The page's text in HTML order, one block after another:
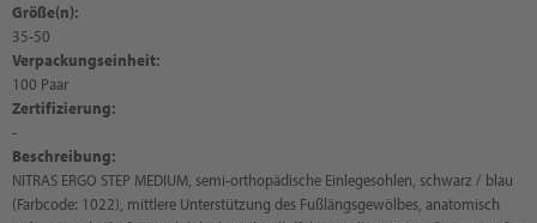
Größe(n):
35-50
Verpackungseinheit:
100 Paar
Zertifizierung:
-
Beschreibung:
NITRAS ERGO STEP MEDIUM, semi-orthopädische Einlegesohlen, schwarz / blau
(Farbcode: 1022), mittlere Unterstützung des Fußlängsgewölbes, anatomisch